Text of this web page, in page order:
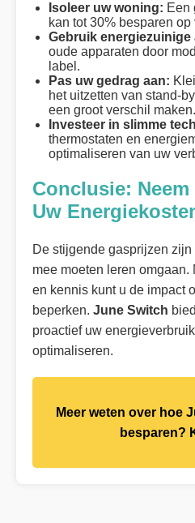
Isoleer uw woning: Een
kan tot 30% besparen
Gebruik energiezuinige
oude apparaten door
label.
Pas uw gedrag aan:
het uitzetten van stand-
een groot verschil maken.
Investeer in slimme
thermostaten en
optimaliseren van uw
Conclusie:
Uw
De stijgende gasprijzen
mee moeten leren omgaan.
en kennis kunt u de impact
beperken. June Switch
proactief uw
optimaliseren.
Meer weten over hoe
besparen?